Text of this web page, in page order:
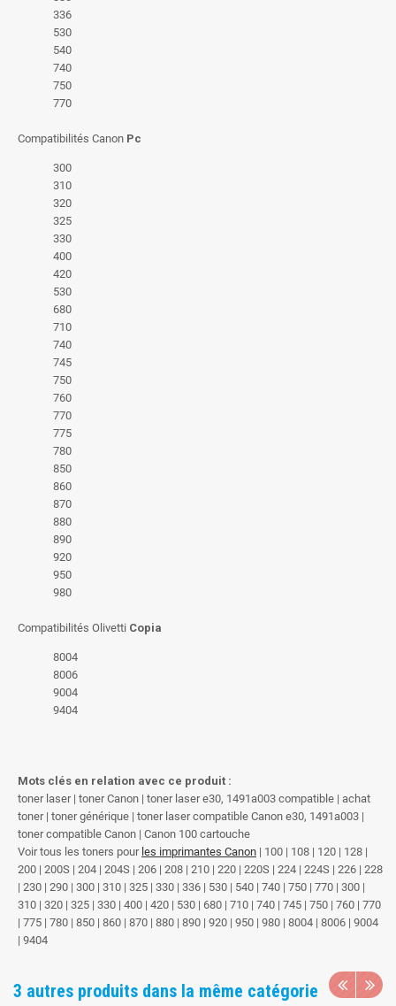
336
530
540
740
750
770
Compatibilités Canon Pc
300
310
320
325
330
400
420
530
680
710
740
745
750
760
770
775
780
850
860
870
880
890
920
950
980
Compatibilités Olivetti Copia
8004
8006
9004
9404
Mots clés en relation avec ce produit :
toner laser | toner Canon | toner laser e30, 1491a003 compatible | achat
toner | toner générique | toner laser compatible Canon e30, 1491a003 |
toner compatible Canon | Canon 100 cartouche
Voir tous les toners pour les imprimantes Canon | 100 | 108 | 120 | 128 |
200 | 200S | 204 | 204S | 206 | 208 | 210 | 220 | 220S | 224 | 224S | 226 | 228
| 230 | 290 | 300 | 310 | 325 | 330 | 336 | 530 | 540 | 740 | 750 | 770 | 300 |
310 | 320 | 325 | 330 | 400 | 420 | 530 | 680 | 710 | 740 | 745 | 750 | 760 | 770
| 775 | 780 | 850 | 860 | 870 | 880 | 890 | 920 | 950 | 980 | 8004 | 8006 | 9004
| 9404
3 autres produits dans la même catégorie